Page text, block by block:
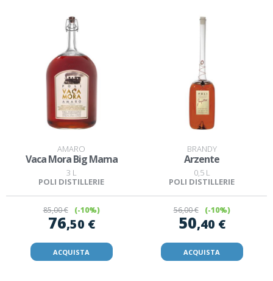
AMARO
Vaca Mora Big Mama
3 L
POLI DISTILLERIE
85,00 € (-10%)
76,50 €
ACQUISTA
BRANDY
Arzente
0,5 L
POLI DISTILLERIE
56,00 € (-10%)
50,40 €
ACQUISTA